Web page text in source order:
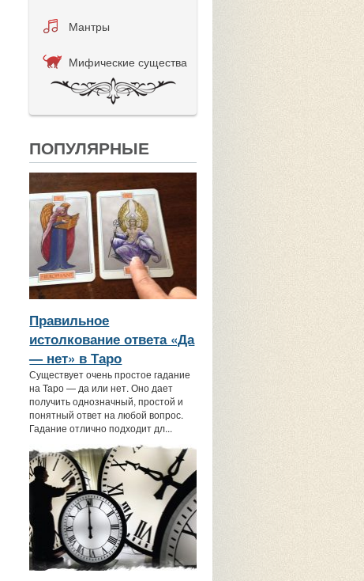
Мантры
Мифические существа
ПОПУЛЯРНЫЕ
Правильное
истолкование ответа «Да
— нет» в Таро
Существует очень простое гадание
на Таро — да или нет. Оно дает
получить однозначный, простой и
понятный ответ на любой вопрос.
Гадание отлично подходит дл...